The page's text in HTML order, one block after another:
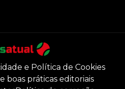
e Política de Cookies
boas práticas editoriais